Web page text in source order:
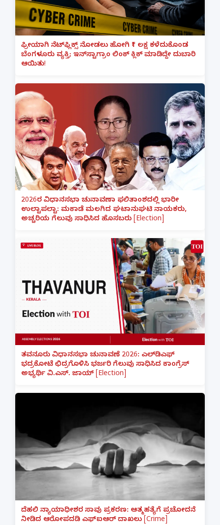
ಫ್ರೀಯಾಗಿ ನೆಟ್‌ಫ್ಲಿಕ್ಸ್ ನೋಡಲು ಹೋಗಿ ₹1 ಲಕ್ಷ ಕಳೆದುಕೊಂಡ
ಬೆಂಗಳೂರು ವ್ಯಕ್ತಿ; ಇನ್‌ಸ್ಟಾಗ್ರಾಂ ಲಿಂಕ್ ಕ್ಲಿಕ್ ಮಾಡಿದ್ದೇ ದುಬಾರಿ
ಆಯಿತು!
2026ರ ವಿಧಾನಸಭಾ ಚುನಾವಣಾ ಫಲಿತಾಂಶದಲ್ಲಿ ಭಾರೀ
ಉಲ್ಟಾಪಲ್ಟಾ: ಮಕಾಡೆ ಮಲಗಿದ ಘಟಾನುಘಟಿ ನಾಯಕರು,
ಅಚ್ಚರಿಯ ಗೆಲುವು ಸಾಧಿಸಿದ ಹೊಸಬರು [Election]
ತವನೂರು ವಿಧಾನಸಭಾ ಚುನಾವಣೆ 2026: ಎಲ್‌ಡಿಎಫ್
ಭದ್ರಕೋಟೆ ಛಿದ್ರಗೊಳಿಸಿ ಭರ್ಜರಿ ಗೆಲುವು ಸಾಧಿಸಿದ ಕಾಂಗ್ರೆಸ್
ಅಭ್ಯರ್ಥಿ ವಿ.ಎಸ್. ಜಾಯ್ [Election]
ದೆಹಲಿ ನ್ಯಾಯಾಧೀಶರ ಸಾವು ಪ್ರಕರಣ: ಆತ್ಮಹತ್ಯೆಗೆ ಪ್ರಚೋದನೆ
ನೀಡಿದ ಆರೋಪದಡಿ ಎಫ್‌ಐಆರ್ ದಾಖಲು [Crime]